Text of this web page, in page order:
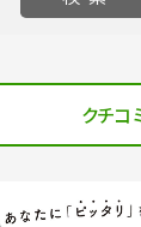
クチコ